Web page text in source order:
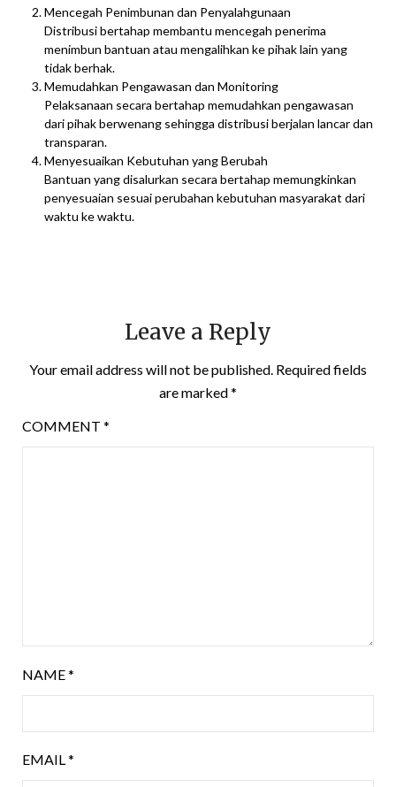
Mencegah Penimbunan dan Penyalahgunaan
Distribusi bertahap membantu mencegah penerima
menimbun bantuan atau mengalihkan ke pihak lain yang
tidak berhak.
Memudahkan Pengawasan dan Monitoring
Pelaksanaan secara bertahap memudahkan pengawasan
dari pihak berwenang sehingga distribusi berjalan lancar dan
transparan.
Menyesuaikan Kebutuhan yang Berubah
Bantuan yang disalurkan secara bertahap memungkinkan
penyesuaian sesuai perubahan kebutuhan masyarakat dari
waktu ke waktu.
Leave a Reply
Your email address will not be published. Required fields
are marked*
COMMENT *
NAME*
EMAIL*